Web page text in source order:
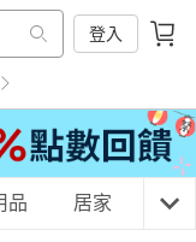
登入
品 居家 3C